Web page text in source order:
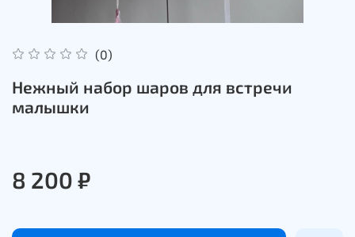
(0)
Нежный набор шаров для встречи
малышки
8 200 ₽